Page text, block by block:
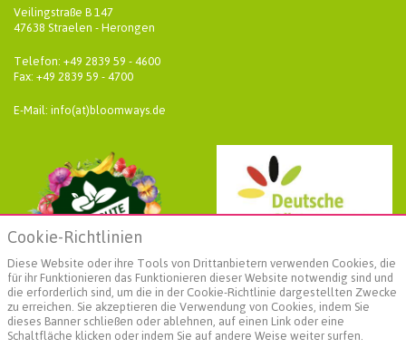
Veilingstraße B 147
47638 Straelen - Herongen
Telefon: +49 2839 59 - 4600
Fax: +49 2839 59 - 4700
E-Mail: info(at)bloomways.de
Weiterführende Informationen
Cookie-Richtlinien
Diese Website oder ihre Tools von Drittanbietern verwenden Cookies, die
für ihr Funktionieren das Funktionieren dieser Website notwendig sind und
die erforderlich sind, um die in der Cookie-Richtlinie dargestellten Zwecke
zu erreichen. Sie akzeptieren die Verwendung von Cookies, indem Sie
dieses Banner schließen oder ablehnen, auf einen Link oder eine
Schaltfläche klicken oder indem Sie auf andere Weise weiter surfen.